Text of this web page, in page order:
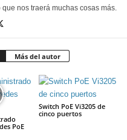
nos traerá muchas cosas más.
Más del autor
PoE
Switch PoE Vi3205 de
cinco puertos